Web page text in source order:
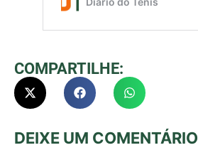
COMPARTILHE:
DEIXE UM COMENTÁRIO